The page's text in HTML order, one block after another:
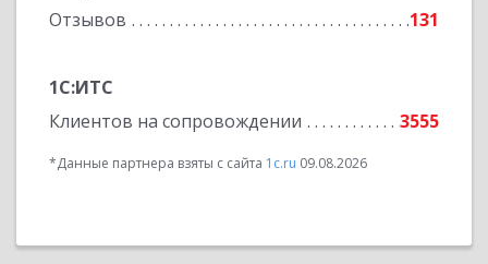
Отзывов
131
1С:ИТС
Клиентов на сопровождении
3555
*Данные партнера взяты с сайта 1c.ru 09.08.2026